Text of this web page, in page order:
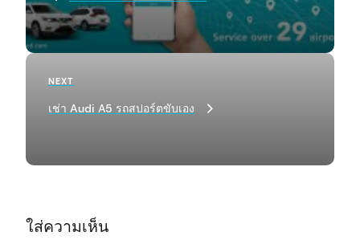
t
n
g
Next
NEXT
เช่า Audi A5 รถสปอร์ตขับเอง
ใส่ความเห็น